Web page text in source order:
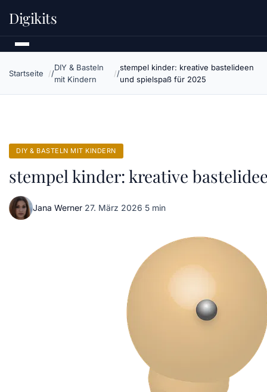
Digikits
Startseite
DIY & Basteln
mit Kindern
stempel kinder: kreative bastelideen
und spielspaß für 2025
DIY & BASTELN MIT KINDERN
stempel kinder: kreative
Jana Werner·27. März 2026·5 min